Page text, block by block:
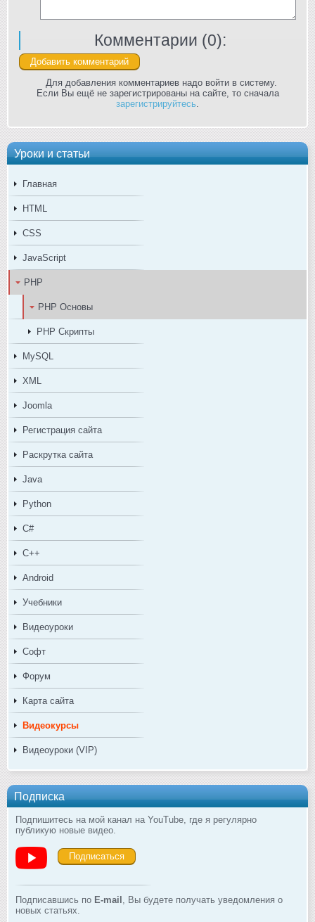
Уроки и статьи
Главная
HTML
CSS
JavaScript
PHP
PHP Основы
PHP Скрипты
MySQL
XML
Joomla
Регистрация сайта
Раскрутка сайта
Java
Python
C#
C++
Android
Учебники
Видеоуроки
Софт
Форум
Карта сайта
Видеокурсы
Видеоуроки (VIP)
Подписка
Подпишитесь на мой канал на YouTube, где я регулярно
публикую новые видео.
Подписаться
Подписавшись по E-mail , Вы будете получать уведомления о
новых статьях.
Комментарии (0):
Для добавления комментариев надо войти в систему.
Если Вы ещё не зарегистрированы на сайте, то сначала
зарегистрируйтесь.